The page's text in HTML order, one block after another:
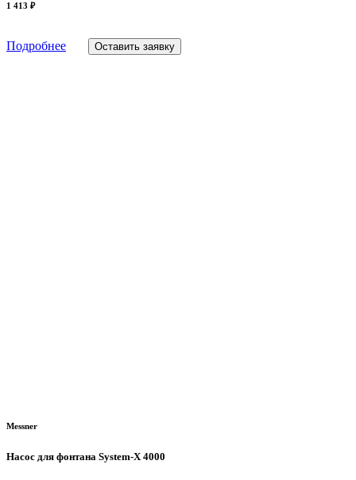
1 413 ₽
Подробнее Оставить заявку
Messner
Насос для фонтана System-X 4000